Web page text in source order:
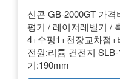
신콘 GB-2000GT 가
평기 / 레이저레벨기 /
4+수평1+천장교차점
전원:리튬 건전지
기:190mm